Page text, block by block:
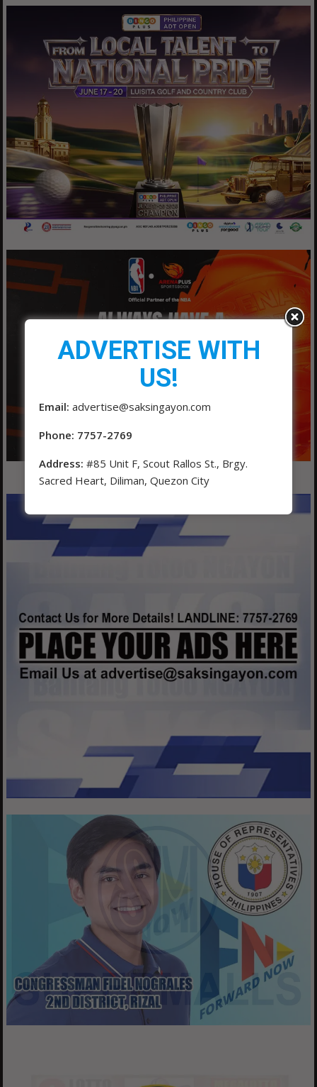
ADVERTISE WITH
US!
Email: advertise@saksingayon.com
Phone: 7757-2769
Address: #85 Unit F, Scout Rallos St., Brgy.
Sacred Heart, Diliman, Quezon City